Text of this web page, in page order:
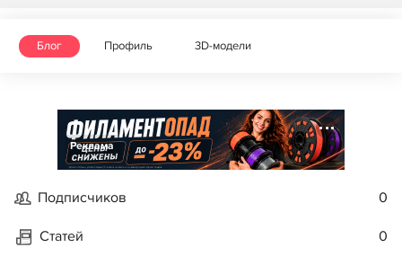
Блог Профиль 3D-модели
Реклама
Подписчиков 0
Статей 0